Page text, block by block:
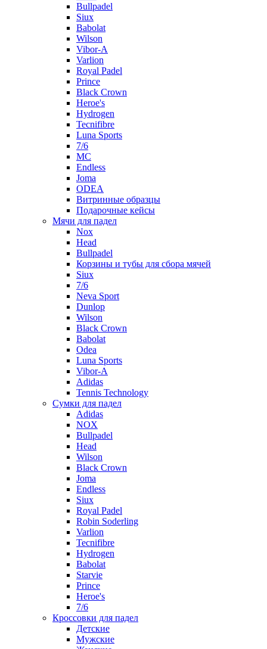
Bullpadel
Siux
Babolat
Wilson
Vibor-A
Varlion
Royal Padel
Prince
Black Crown
Heroe's
Hydrogen
Tecnifibre
Luna Sports
7/6
MC
Endless
Joma
ODEA
Витринные образцы
Подарочные кейсы
Мячи для падел
Nox
Head
Bullpadel
Корзины и тубы для сбора мячей
Siux
7/6
Neva Sport
Dunlop
Wilson
Black Crown
Babolat
Odea
Luna Sports
Vibor-A
Adidas
Tennis Technology
Сумки для падел
Adidas
NOX
Bullpadel
Head
Wilson
Black Crown
Joma
Endless
Siux
Royal Padel
Robin Soderling
Varlion
Tecnifibre
Hydrogen
Babolat
Starvie
Prince
Heroe's
7/6
Кроссовки для падел
Детские
Мужские